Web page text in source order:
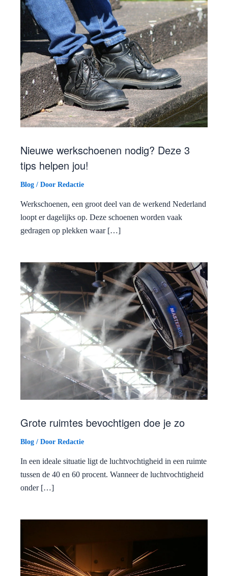
Nieuwe werkschoenen nodig? Deze 3
tips helpen jou!
Blog / Door Redactie
Werkschoenen, een groot deel van de werkend Nederland
loopt er dagelijks op. Deze schoenen worden vaak
gedragen op plekken waar […]
Grote ruimtes bevochtigen doe je zo
Blog / Door Redactie
In een ideale situatie ligt de luchtvochtigheid in een ruimte
tussen de 40 en 60 procent. Wanneer de luchtvochtigheid
onder […]